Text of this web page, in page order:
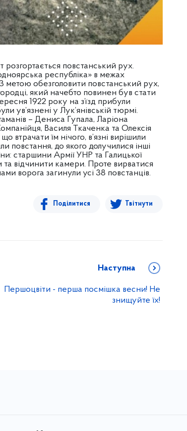
розгортається повстанський рух.
республіка» в межах
метою обезголовити повстанський рух,
який начебто повинен був стати
1922 року на з’їзд прибули
ув’язнені у Лук’янівській тюрмі.
– Дениса Гупала, Ларіона
Василя Ткаченка та Олексія
втрачати їм нічого, в’язні вирішили
повстання, до якого долучилися інші
старшини Армії УНР та Галицької
та відчинити камери. Проте вирватися
ворога загинули усі 38 повстанців.
Поділитися Твітнути
Наступна
Першоцвіти - перша посмішка весни! Не
знищуйте їх!